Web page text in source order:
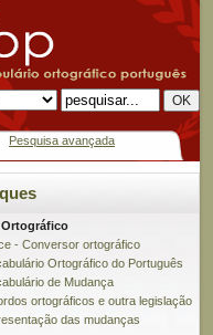
Pesquisa avançada
- Conversor ortográfico
Ortográfico do Português
de Mudança
ortográficos e outra legislação
das mudanças